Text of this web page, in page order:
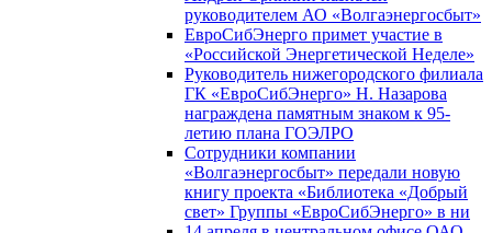
руководителем АО «Волгаэнергосбыт»
ЕвроСибЭнерго примет участие в
«Российской Энергетической Неделе»
Руководитель нижегородского филиала
ГК «ЕвроСибЭнерго» Н. Назарова
награждена памятным знаком к 95-
летию плана ГОЭЛРО
Сотрудники компании
«Волгаэнергосбыт» передали новую
книгу проекта «Библиотека «Добрый
свет» Группы «ЕвроСибЭнерго» в ни